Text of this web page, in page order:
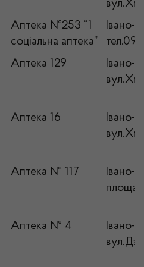
Аптека №253 “1
соціальна аптека”
Івано-
Аптека 129
Івано-
Аптека 16
Івано-
Аптека № 117
Івано-
площа
Аптека № 4
Івано-